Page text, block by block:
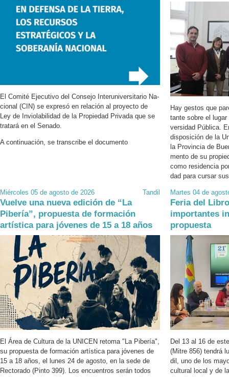
El Co­mi­té Eje­cu­ti­vo del Con­se­jo In­ter­uni­ver­si­ta­rio Na­
cio­nal (CIN) se ex­pre­só en re­la­ción al pro­yec­to de
Ley de In­vio­la­bi­li­dad de la Pro­pie­dad Pri­va­da que se
tra­ta­rá en el Se­na­do.
A con­ti­nua­ción, se trans­cri­be el do­cu­men­to
Hay ges­tos que
tan­te sobre el
ver­si­dad Pú­bli­ca.
dis­po­si­ción de la
la Pro­vin­cia de
men­to de su
como re­si­den­cia
dad para cur­sar
Miércoles 05 de agosto de 2026 Tandil
Vuelve una nueva edición de “La
Pibería”, propuesta de formación
artística para jóvenes de 15 a 18 años
El Área de Cul­tu­ra de la UNI­CEN re­to­ma "La Pi­be­ría",
su pro­pues­ta de for­ma­ción ar­tís­ti­ca para jó­ve­nes de
15 a 18 años, el lunes 24 de agos­to, en la sede de
Rec­to­ra­do (Pinto 399). Los en­cuen­tros serán todos
Martes 04 de
Feria del
importantes
propuesta
Del 13 al 16 de
(Mitre 856) ten­drá
dil, uno de los
cul­tu­ral local y de